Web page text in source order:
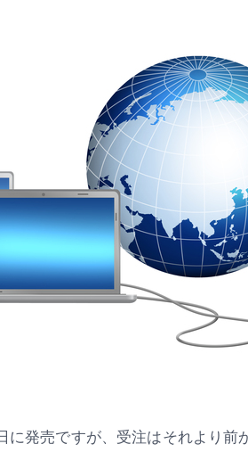
に発売ですが、受注はそれより前